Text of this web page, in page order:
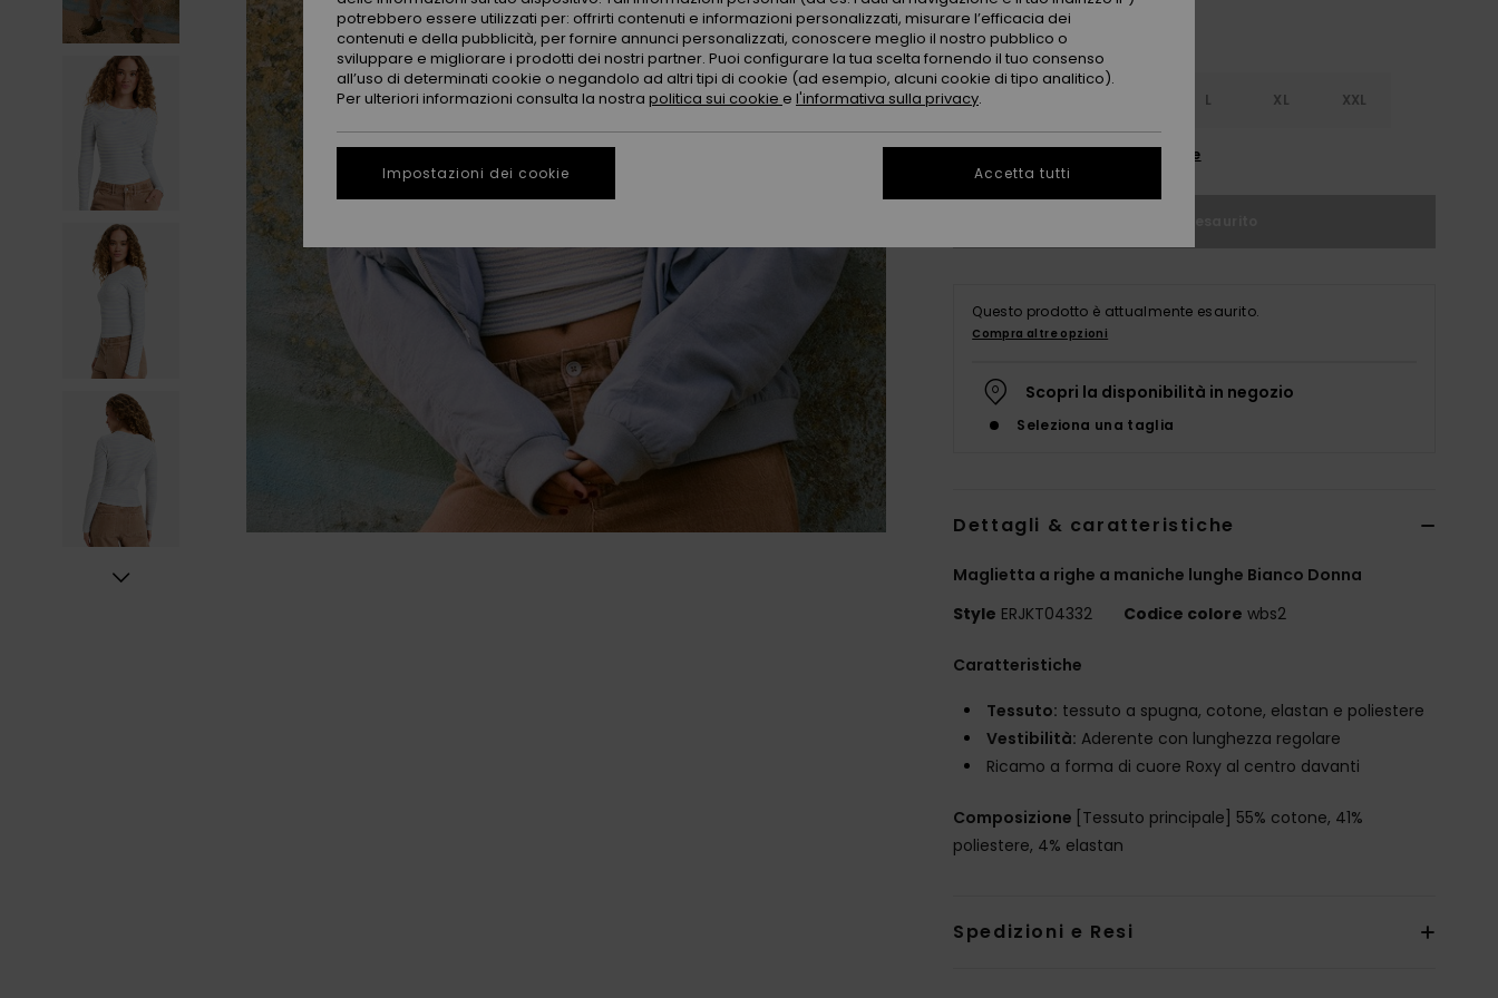
XS L XL XXL
Consulta la guida alle taglie
Questo prodotto è attualmente esaurito.
Compra altre opzioni
Scopri la disponibilità in negozio
Seleziona una taglia
Dettagli & caratteristiche
Maglietta a righe a maniche lunghe Bianco Donna
Style ERJKT04332 Codice colore wbs2
Caratteristiche
Tessuto: tessuto a spugna, cotone, elastan e poliestere
Vestibilità: Aderente con lunghezza regolare
Ricamo a forma di cuore Roxy al centro davanti
Composizione [Tessuto principale] 55% cotone, 41%
poliestere, 4% elastan
Spedizioni e Resi
potrebbero essere utilizzati per: offrirti contenuti e informazioni personalizzati, misurare l’efficacia dei
contenuti e della pubblicità, per fornire annunci personalizzati, conoscere meglio il nostro pubblico o
sviluppare e migliorare i prodotti dei nostri partner. Puoi configurare la tua scelta fornendo il tuo consenso
all’uso di determinati cookie o negandolo ad altri tipi di cookie (ad esempio, alcuni cookie di tipo analitico).
Per ulteriori informazioni consulta la nostra politica sui cookie e l'informativa sulla privacy.
Impostazioni dei cookie Accetta tutti